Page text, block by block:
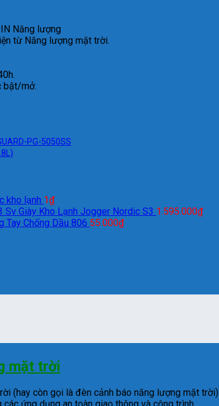
Năng lượng
từ Năng lượng mặt trời.
bật/mở.
kho lạnh 1₫
Giày Kho Lạnh Jogger Nordic S3 1.595.000₫
Tay Chống Dầu 806 55.000₫
mặt trời
(hay còn gọi l à đèn cảnh báo năng lượng mặt trời) l